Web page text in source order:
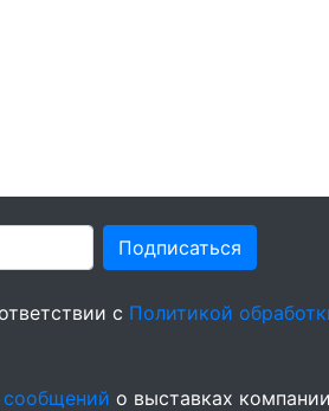
Подписаться
с Политикой
сообщений о выставках